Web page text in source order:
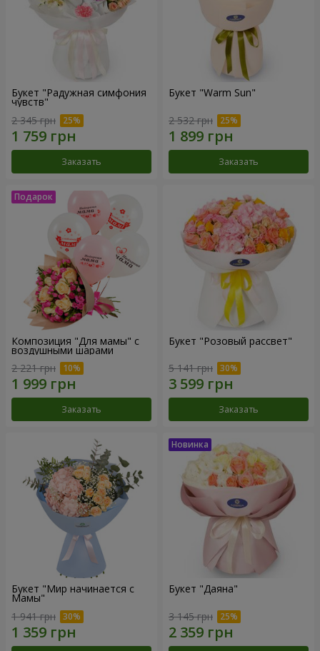
Букет "Радужная симфония
чувств"
2 345 грн
Заказать
Букет "Warm Sun"
2 532 грн
Заказать
Композиция "Для мамы" с
воздушными шарами
2 221 грн
Заказать
Букет "Розовый рассвет"
5 141 грн
Заказать
Букет "Мир начинается с
Мамы"
1 941 грн
Букет "Даяна"
3 145 грн